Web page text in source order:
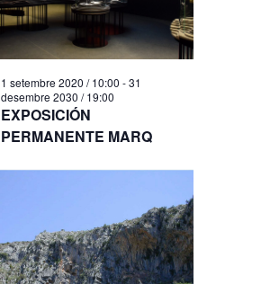
EXPOSICIÓN
PERMANENTE MARQ
1 setembre 2020 / 10:00 -31
desembre 2030 / 19:00